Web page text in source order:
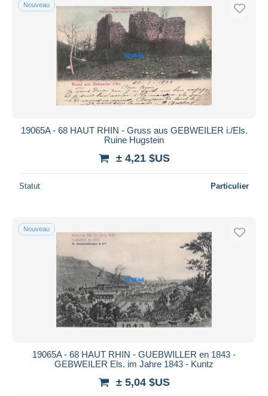
Nouveau
19065A - 68 HAUT RHIN - Gruss aus GEBWEILER i./Els.
Ruine Hugstein
± 4,21 $US
Statut Particulier
Nouveau
19065A - 68 HAUT RHIN - GUEBWILLER en 1843 -
GEBWEILER Els. im Jahre 1843 - Kuntz
± 5,04 $US